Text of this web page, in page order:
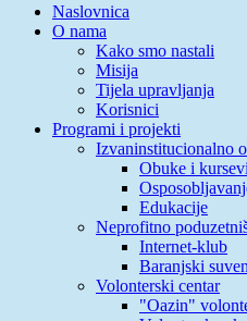
Naslovnica
O nama
Kako smo nastali
Misija
Tijela upravljanja
Korisnici
Programi i projekti
Izvaninstitucionalno
Obuke i kursevi
Edukacije
Neprofitno
Internet-klub
Baranjski
Volonterski centar
"Oazin"